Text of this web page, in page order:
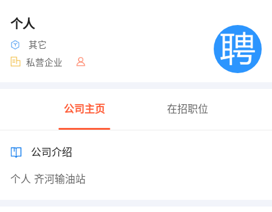
个人
其它
私营企业
公司主页 在招职位
公司介绍
个人 齐河输油站